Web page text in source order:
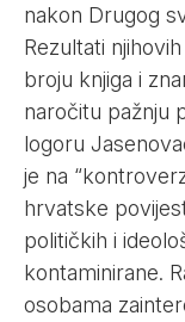
nakon Drugog
Rezultati
broju knjiga i
naročitu pažnju
logoru
je na
hrvatske
političkih i
kontaminirane.
osobama